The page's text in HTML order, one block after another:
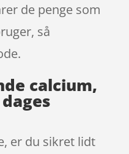
de penge som
så
calcium,
er du sikret lidt